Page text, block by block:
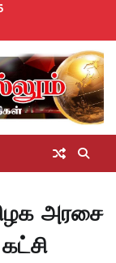
சினிமாUncategorized
அரசை